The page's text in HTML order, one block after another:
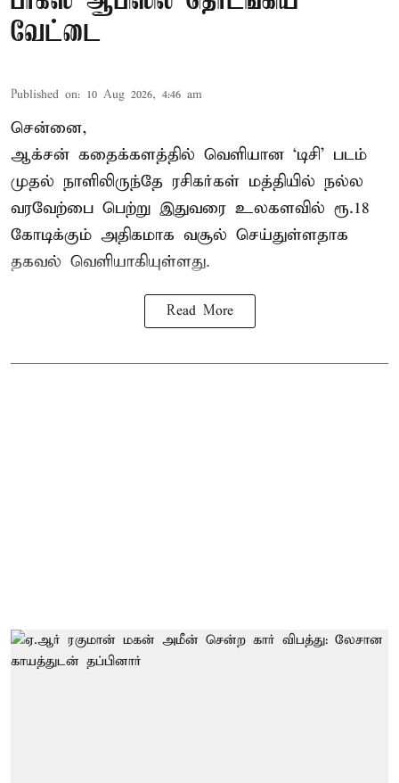
வேட்டை
Published on: 10 Aug 2026, 4:46 am
சென்னை,
ஆக்சன் கதைக்களத்தில் வெளியான ‘டிசி’ படம்
முதல் நாளிலிருந்தே ரசிகர்கள் மத்தியில் நல்ல
வரவேற்பை பெற்று இதுவரை உலகளவில் ரூ.18
கோடிக்கும் அதிகமாக வசூல் செய்துள்ளதாக
தகவல் வெளியாகியுள்ளது.
Read More